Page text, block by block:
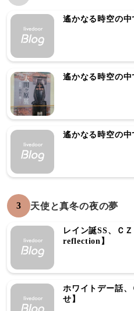
遙かなる時空の
遙かなる時空の
遙かなる時空の
3 天使と真冬の夜の夢
レイン誕SS、Ｃ
reflection】
ホワイトデー話
せ】